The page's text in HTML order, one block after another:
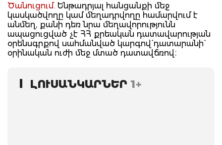
Ծանուցում. Ենթադրյալ հանցանքի մեջ
կասկածվողը կամ մեղադրվողը համարվում է
անմեղ, քանի դեռ նրա մեղավորությունն
ապացուցված չէ ՀՀ քրեական դատավարության
օրենսգրքով սահմանված կարգով` դատարանի`
օրինական ուժի մեջ մտած դատավճռով։
ԼՈՒՍԱՆԿԱՐՆԵՐ 1+